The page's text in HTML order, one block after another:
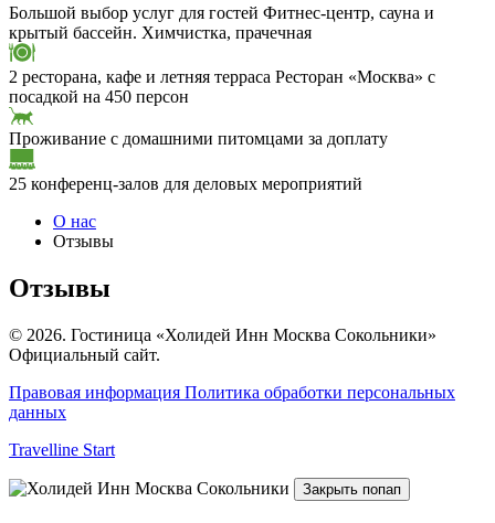
Большой выбор услуг для гостей Фитнес-центр, сауна и
крытый бассейн. Химчистка, прачечная
2 ресторана, кафе и летняя терраса Ресторан «Москва» с
посадкой на 450 персон
Проживание с домашними питомцами за доплату
25 конференц-залов для деловых мероприятий
О нас
Отзывы
Отзывы
© 2026. Гостиница «Холидей Инн Москва Сокольники»
Официальный сайт.
Правовая информация Политика обработки персональных
данных
Travelline Start
Закрыть попап